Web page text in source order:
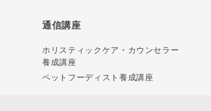
通信講座
ホリスティックケア・カウンセラー
養成講座
ペットフーディスト養成講座